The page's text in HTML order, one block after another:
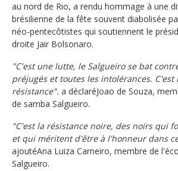
au nord de Rio, a rendu hommage à une
brésilienne de la fête souvent diabolisée
néo-pentecôtistes qui soutiennent le
droite Jair Bolsonaro.
"C'est une lutte, le Salgueiro se bat
préjugés et toutes les intolérances. C'est
résistance". a déclaréJoao de Souza,
de samba Salgueiro.
"C'est la résistance noire, des noirs qui
et qui méritent d'être à l'honneur dans
ajoutéAna Luiza Carneiro, membre de
Salgueiro.